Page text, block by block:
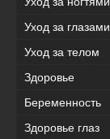
Уход за глазами
Уход за телом
Здоровье
Беременность
Здоровье глаз